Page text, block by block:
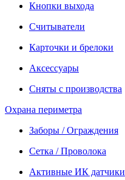
Кнопки выхода
Считыватели
Карточки и брелоки
Аксессуары
Сняты с производства
Охрана периметра
Заборы / Ограждения
Сетка / Проволока
Активные ИК датчики